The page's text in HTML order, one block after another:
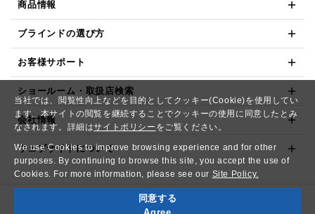
当社では、閲覧性向上などを目的としてクッキー(Cookie)を使用してい
ます。本サイトの閲覧を継続することでクッキーの使用に同意したとみ
なされます。詳細はサイトポリシー をご覧ください。
We use Cookies to improve browsing experience and for other
purposes. By continuing to browse this site, you accept the use of
Cookies. For more information, please see our Site Policy.
同意する
商品情報
ブラインドの選び方
お客様サポート
ショールーム・取扱店検索
会社情報
ウェブサイトについて
Copyright© NICHIBEI CO.,LTD. All Rights Reserved.